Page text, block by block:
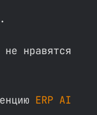
нравятся
ERP AI